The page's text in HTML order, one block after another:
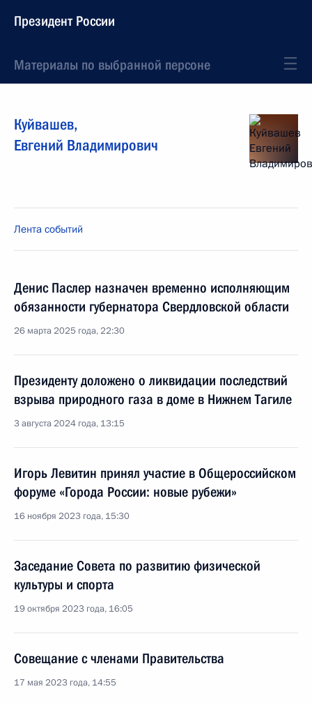
Президент России
Материалы по выбранной персоне
Куйвашев,
Евгений Владимирович
Лента событий
Денис Паслер назначен временно исполняющим
обязанности губернатора Свердловской области
26 марта 2025 года, 22:30
Президенту доложено о ликвидации последствий
взрыва природного газа в доме в Нижнем Тагиле
3 августа 2024 года, 13:15
Игорь Левитин принял участие в Общероссийском
форуме «Города России: новые рубежи»
16 ноября 2023 года, 15:30
Заседание Совета по развитию физической
культуры и спорта
19 октября 2023 года, 16:05
Совещание с членами Правительства
17 мая 2023 года, 14:55